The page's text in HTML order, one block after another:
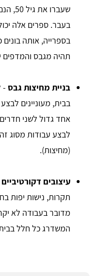
בעבר. ספרים אלה
בספרייה, אותה
תהיה מגבס והמדפים
בניית מחיצות גבס -
בבית, מעוניינים
אחד גדול לשני
לבצע עבודות מסוג
(מחיצות).
עיצובים דקורטיביים
תקרות, נישות יפות
מדובר בעבודה לא
המשדרג כל חלל